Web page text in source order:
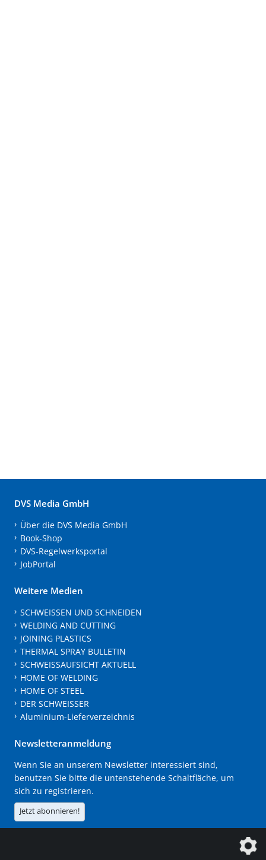
DVS Media GmbH
Über die DVS Media GmbH
Book-Shop
DVS-Regelwerksportal
JobPortal
Weitere Medien
SCHWEISSEN UND SCHNEIDEN
WELDING AND CUTTING
JOINING PLASTICS
THERMAL SPRAY BULLETIN
SCHWEISSAUFSICHT AKTUELL
HOME OF WELDING
HOME OF STEEL
DER SCHWEISSER
Aluminium-Lieferverzeichnis
Newsletteranmeldung
Wenn Sie an unserem Newsletter interessiert sind,
benutzen Sie bitte die untenstehende Schaltfläche, um
sich zu registrieren.
Jetzt abonnieren!